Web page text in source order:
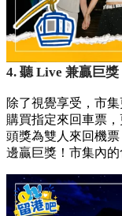
4. 聽 Live 兼贏巨
除了視覺享受，市
購買指定來回車票
頭獎為雙人來回機票
邊贏巨獎！市集內的